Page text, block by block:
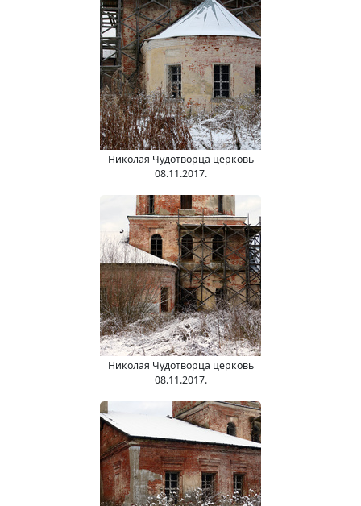
Николая Чудотворца церковь
08.11.2017.
Николая Чудотворца церковь
08.11.2017.